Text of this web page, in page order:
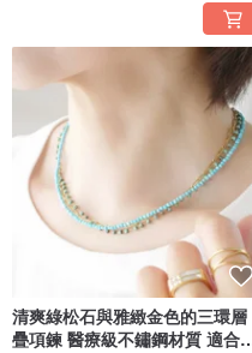
清爽綠松石與雅緻金色的三環層
疊項鍊 醫療級不鏽鋼材質 適合